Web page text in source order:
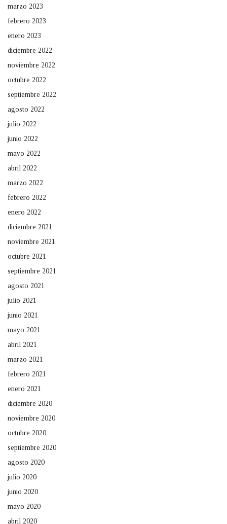
marzo 2023
febrero 2023
enero 2023
diciembre 2022
noviembre 2022
octubre 2022
septiembre 2022
agosto 2022
julio 2022
junio 2022
mayo 2022
abril 2022
marzo 2022
febrero 2022
enero 2022
diciembre 2021
noviembre 2021
octubre 2021
septiembre 2021
agosto 2021
julio 2021
junio 2021
mayo 2021
abril 2021
marzo 2021
febrero 2021
enero 2021
diciembre 2020
noviembre 2020
octubre 2020
septiembre 2020
agosto 2020
julio 2020
junio 2020
mayo 2020
abril 2020